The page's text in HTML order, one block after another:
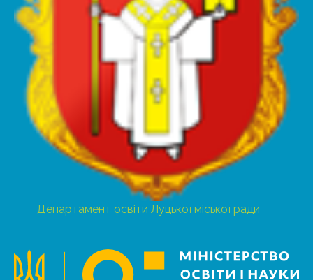
Департамент освіти Луцької міської ради